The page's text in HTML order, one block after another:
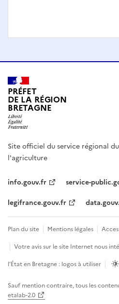
PRÉFET
DE LA RÉGION
BRETAGNE
Site officiel du service régional
l'agriculture
info.gouv.fr
service-
legifrance.gouv.fr
Plan du site Mentions légales
Votre avis sur le site Internet nous
l’État en Bretagne : logos à utiliser
Sauf mention contraire, tous les
etalab-2.0